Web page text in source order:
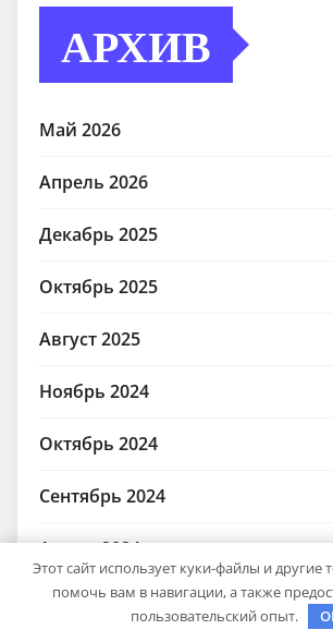
АРХИВ
Май 2026
Апрель 2026
Декабрь 2025
Октябрь 2025
Август 2025
Ноябрь 2024
Октябрь 2024
Сентябрь 2024
Август 2024
Июль 2024
Этот сайт использует куки-файлы и другие
помочь вам в навигации, а также
пользовательский опыт.